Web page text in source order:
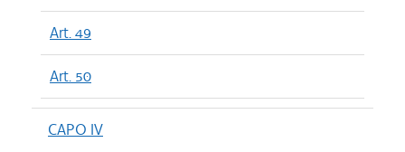
Art. 49
Art. 50
CAPO IV